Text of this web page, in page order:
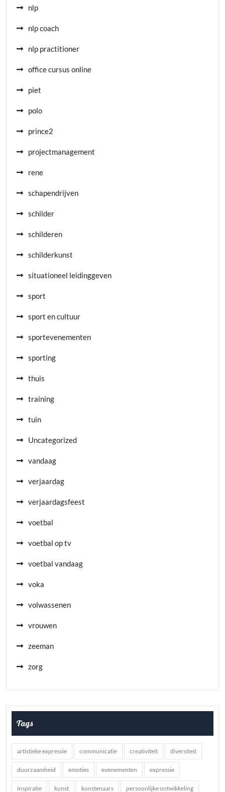
nlp
nlp coach
nlp practitioner
office cursus online
piet
polo
prince2
projectmanagement
rene
schapendrijven
schilder
schilderen
schilderkunst
situationeel leidinggeven
sport
sport en cultuur
sportevenementen
sporting
thuis
training
tuin
Uncategorized
vandaag
verjaardag
verjaardagsfeest
voetbal
voetbal op tv
voetbal vandaag
voka
volwassenen
vrouwen
zeeman
zorg
Tags
artistieke expressie communicatie creativiteit diversiteit
duurzaamheid emoties evenementen expressie
inspiratie kunst kunstenaars persoonlijke ontwikkeling